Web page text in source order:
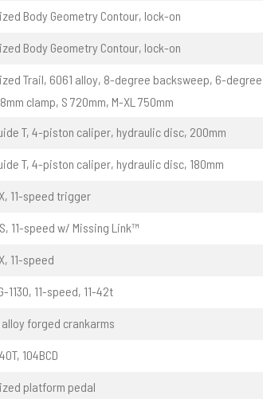
Body Geometry Contour, lock-on
Body Geometry Contour, lock-on
Trail, 6061 alloy, 8-degree backsweep, 6-
clamp, S 720mm, M-XL 750mm
T, 4-piston caliper, hydraulic disc, 200mm
T, 4-piston caliper, hydraulic disc, 180mm
11-speed trigger
11-speed w/ Missing Link™
11-speed
1130, 11-speed, 11-42t
alloy forged crankarms
104BCD
platform pedal